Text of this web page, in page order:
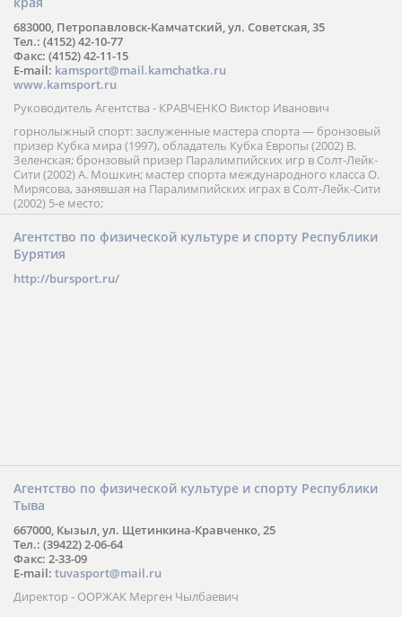
683000, Петропавловск-Камчатский, ул. Советская, 35
Тел.: (4152) 42-10-77
Факс: (4152) 42-11-15
E-mail: kamsport@mail.kamchatka.ru
www.kamsport.ru
Руководитель Агентства - КРАВЧЕНКО Виктор Иванович
горнолыжный спорт: заслуженные мастера спорта — бронзовый
призер Кубка мира (1997), обладатель Кубка Европы (2002) В.
Зеленская; бронзовый призер Паралимпийских игр в Солт-Лейк-
Сити (2002) А. Мошкин; мастер спорта международного класса О.
Мирясова, занявшая на Паралимпийских играх в Солт-Лейк-Сити
(2002) 5-е место;
Агентство по физической культуре и спорту Республики
Бурятия
http://bursport.ru/
Агентство по физической культуре и спорту Республики
Тыва
667000, Кызыл, ул. Щетинкина-Кравченко, 25
Тел.: (39422) 2-06-64
Факс: 2-33-09
E-mail: tuvasport@mail.ru
Директор - ООРЖАК Мерген Чылбаевич